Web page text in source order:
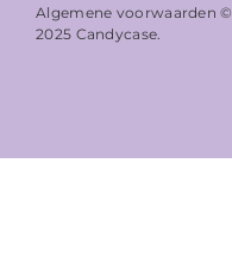
Algemene voorwaarden ©
2025 Candycase